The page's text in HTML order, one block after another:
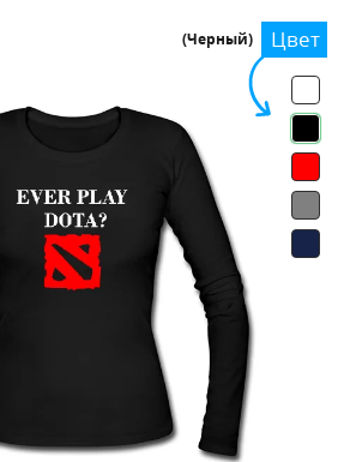
Цвет
(Черный)